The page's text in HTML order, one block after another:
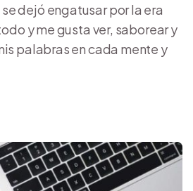
dejó engatusar por la era
y me gusta ver, saborear y
palabras en cada mente y